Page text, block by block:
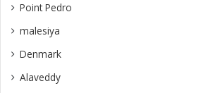
Point Pedro
malesiya
Denmark
Alaveddy